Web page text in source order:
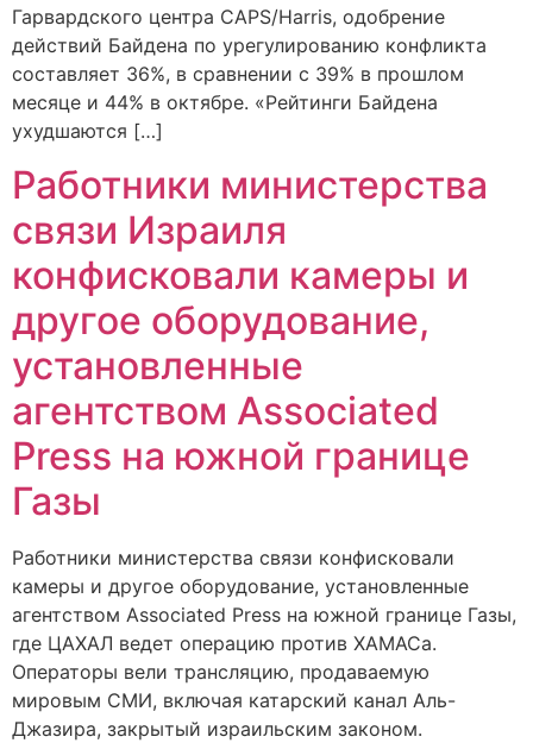
Гарвардского центра CAPS/Harris, одобрение
действий Байдена по урегулированию конфликта
составляет 36%, в сравнении с 39% в прошлом
месяце и 44% в октябре. «Рейтинги Байдена
ухудшаются […]
Работники министерства
связи Израиля
конфисковали камеры и
другое оборудование,
установленные
агентством Associated
Press на южной границе
Газы
Работники министерства связи конфисковали
камеры и другое оборудование, установленные
агентством Associated Press на южной границе Газы,
где ЦАХАЛ ведет операцию против ХАМАСа.
Операторы вели трансляцию, продаваемую
мировым СМИ, включая катарский канал Аль-
Джазира, закрытый израильским законом.